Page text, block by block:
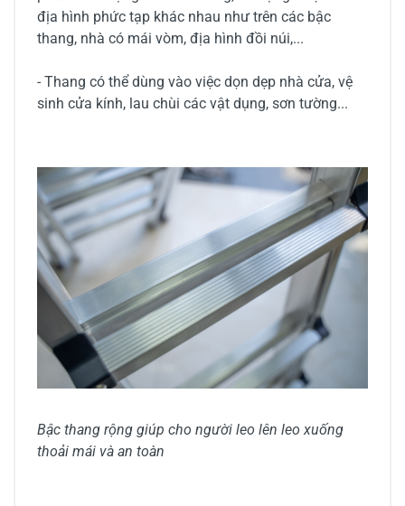
địa hình phức tạp khác nhau như trên các bậc
thang, nhà có mái vòm, địa hình đồi núi,...
- Thang có thể dùng vào việc dọn dẹp nhà cửa, vệ
sinh cửa kính, lau chùi các vật dụng, sơn tường...
Bậc thang rộng giúp cho người leo lên leo xuống
thoải mái và an toàn